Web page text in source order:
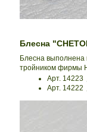
Блесна
Блесна выполнена
тройником фирмы
Арт. 14223
Арт. 14222